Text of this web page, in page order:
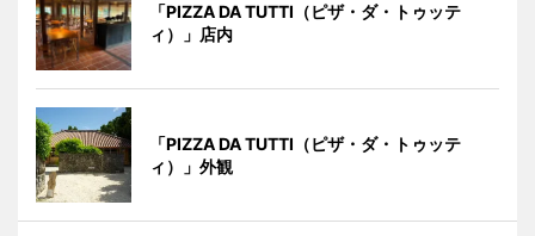
「PIZZA DA TUTTI（ピザ・ダ・トゥッテ
ィ）」店内
「PIZZA DA TUTTI（ピザ・ダ・トゥッテ
ィ）」外観